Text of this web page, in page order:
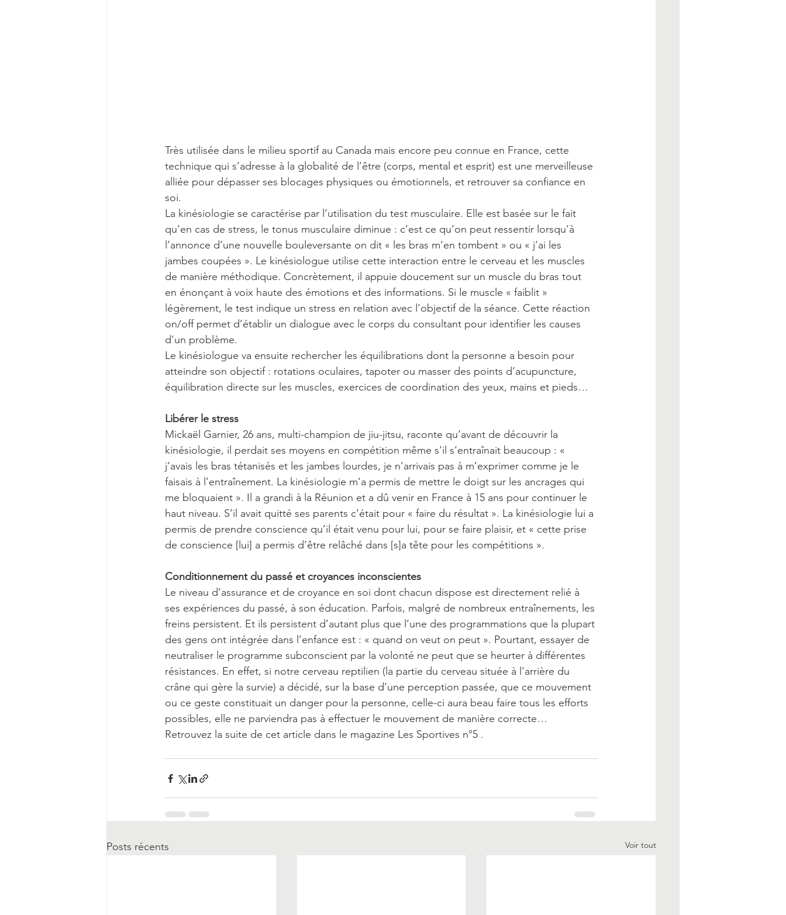
Très utilisée dans le milieu sportif au Canada mais encore peu connue en France, cette
technique qui s’adresse à la globalité de l’être (corps, mental et esprit) est une merveilleuse
alliée pour dépasser ses blocages physiques ou émotionnels, et retrouver sa confiance en
soi.
La kinésiologie se caractérise par l’utilisation du test musculaire. Elle est basée sur le fait
qu’en cas de stress, le tonus musculaire diminue : c’est ce qu’on peut ressentir lorsqu’à
l’annonce d’une nouvelle bouleversante on dit « les bras m’en tombent » ou « j’ai les
jambes coupées ». Le kinésiologue utilise cette interaction entre le cerveau et les muscles
de manière méthodique. Concrètement, il appuie doucement sur un muscle du bras tout
en énonçant à voix haute des émotions et des informations. Si le muscle « faiblit »
légèrement, le test indique un stress en relation avec l’objectif de la séance. Cette réaction
on/off permet d’établir un dialogue avec le corps du consultant pour identifier les causes
d’un problème.
Le kinésiologue va ensuite rechercher les équilibrations dont la personne a besoin pour
atteindre son objectif : rotations oculaires, tapoter ou masser des points d’acupuncture,
équilibration directe sur les muscles, exercices de coordination des yeux, mains et pieds…
Libérer le stress
Mickaël Garnier, 26 ans, multi-champion de jiu-jitsu, raconte qu’avant de découvrir la
kinésiologie, il perdait ses moyens en compétition même s’il s’entraînait beaucoup : «
j’avais les bras tétanisés et les jambes lourdes, je n’arrivais pas à m’exprimer comme je le
faisais à l’entraînement. La kinésiologie m’a permis de mettre le doigt sur les ancrages qui
me bloquaient ». Il a grandi à la Réunion et a dû venir en France à 15 ans pour continuer le
haut niveau. S’il avait quitté ses parents c’était pour « faire du résultat ». La kinésiologie lui a
permis de prendre conscience qu’il était venu pour lui, pour se faire plaisir, et « cette prise
de conscience [lui] a permis d’être relâché dans [s]a tête pour les compétitions ».
Conditionnement du passé et croyances inconscientes
Le niveau d’assurance et de croyance en soi dont chacun dispose est directement relié à
ses expériences du passé, à son éducation. Parfois, malgré de nombreux entraînements, les
freins persistent. Et ils persistent d’autant plus que l’une des programmations que la plupart
des gens ont intégrée dans l’enfance est : « quand on veut on peut ». Pourtant, essayer de
neutraliser le programme subconscient par la volonté ne peut que se heurter à différentes
résistances. En effet, si notre cerveau reptilien (la partie du cerveau située à l’arrière du
crâne qui gère la survie) a décidé, sur la base d’une perception passée, que ce mouvement
ou ce geste constituait un danger pour la personne, celle-ci aura beau faire tous les efforts
possibles, elle ne parviendra pas à effectuer le mouvement de manière correcte…
Retrouvez la suite de cet article dans le magazine Les Sportives n°5 .
Posts récents Voir tout